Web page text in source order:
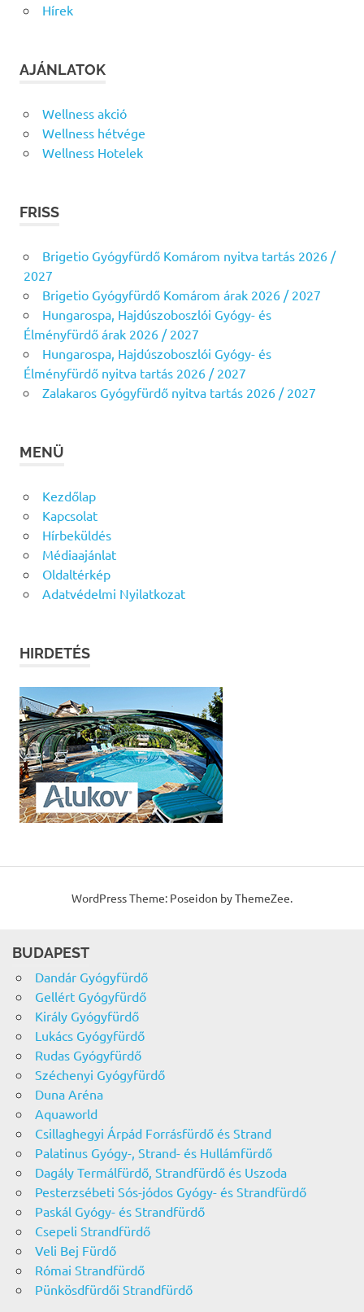
Hírek
AJÁNLATOK
Wellness akció
Wellness hétvége
Wellness Hotelek
FRISS
Brigetio Gyógyfürdő Komárom nyitva tartás 2026 /
2027
Brigetio Gyógyfürdő Komárom árak 2026 / 2027
Hungarospa, Hajdúszoboszlói Gyógy- és
Élményfürdő árak 2026 / 2027
Hungarospa, Hajdúszoboszlói Gyógy- és
Élményfürdő nyitva tartás 2026 / 2027
Zalakaros Gyógyfürdő nyitva tartás 2026 / 2027
MENÜ
Kezdőlap
Kapcsolat
Hírbeküldés
Médiaajánlat
Oldaltérkép
Adatvédelmi Nyilatkozat
HIRDETÉS
WordPress Theme: Poseidon by ThemeZee.
BUDAPEST
Dandár Gyógyfürdő
Gellért Gyógyfürdő
Király Gyógyfürdő
Lukács Gyógyfürdő
Rudas Gyógyfürdő
Széchenyi Gyógyfürdő
Duna Aréna
Aquaworld
Csillaghegyi Árpád Forrásfürdő és Strand
Palatinus Gyógy-, Strand- és Hullámfürdő
Dagály Termálfürdő, Strandfürdő és Uszoda
Pesterzsébeti Sós-jódos Gyógy- és Strandfürdő
Paskál Gyógy- és Strandfürdő
Csepeli Strandfürdő
Veli Bej Fürdő
Római Strandfürdő
Pünkösdfürdői Strandfürdő